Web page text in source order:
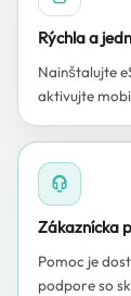
Rýchla a
Nainštalujte
aktivujte
Zákaznícka
Pomoc je
podpore so